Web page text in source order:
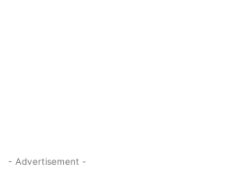
- Advertisement -